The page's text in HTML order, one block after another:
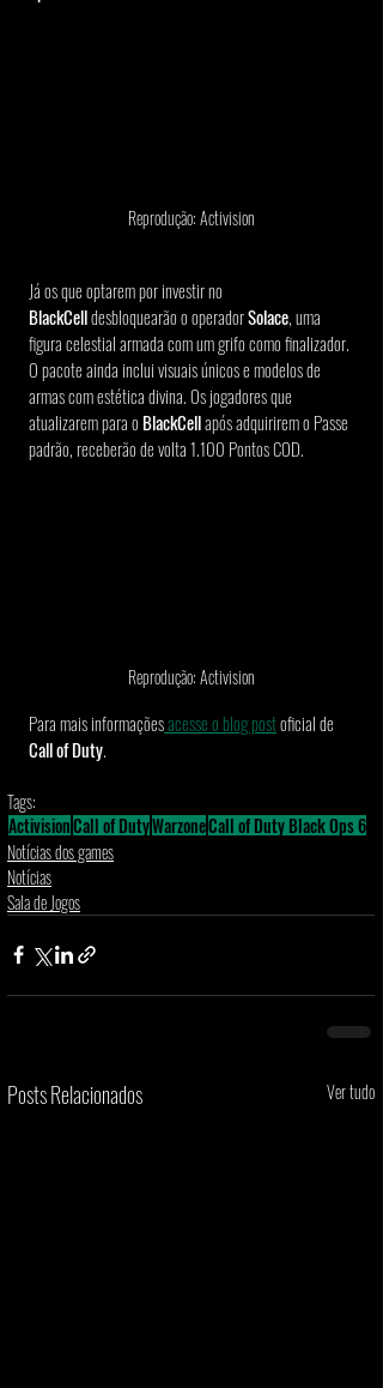
Reprodução: Activision
Já os que optarem por investir no
BlackCell desbloquearão o operador Solace, uma
figura celestial armada com um grifo como finalizador.
O pacote ainda inclui visuais únicos e modelos de
armas com estética divina. Os jogadores que
atualizarem para o BlackCell após adquirirem o Passe
padrão, receberão de volta 1.100 Pontos COD.
Reprodução: Activision
Para mais informações acesse o blog post oficial de
Call of Duty.
Tags:
ActivisionCall of DutyWarzoneCall of Duty Black Ops 6
Notícias dos games
Notícias
Sala de Jogos
Posts Relacionados Ver tudo